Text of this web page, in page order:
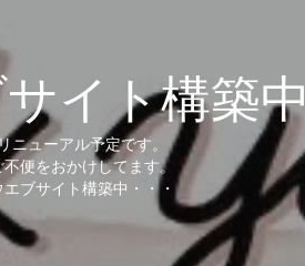
イト構築中
ニューアル予定です。
不便をおかけしてます。
エブサイト構築中・・・